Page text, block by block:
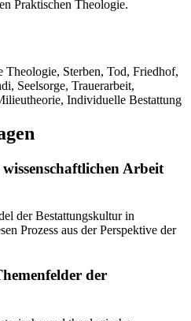
Praktischen Theologie.
Theologie, Sterben, Tod, Friedhof,
Seelsorge, Trauerarbeit,
Individuelle Bestattung
Arbeit
der Bestattungskultur in
Prozess aus der Perspektive der
der